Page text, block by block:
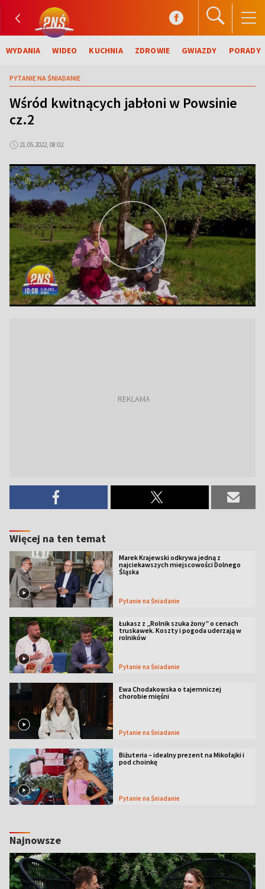
WYDANIA WIDEO KUCHNIA ZDROWIE GWIAZDY PORADY
PYTANIE NA ŚNIADANIE
Wśród kwitnących jabłoni w Powsinie
cz.2
21.05.2022, 08:02
Więcej na ten temat
Marek Krajewski odkrywa jedną z
najciekawszych miejscowości Dolnego
Śląska
Pytanie na Śniadanie
Łukasz z „Rolnik szuka żony” o cenach
truskawek. Koszty i pogoda uderzają w
rolników
Pytanie na Śniadanie
Ewa Chodakowska o tajemniczej
chorobie mięśni
Pytanie na Śniadanie
Biżuteria – idealny prezent na Mikołajki i
pod choinkę
Pytanie na Śniadanie
Najnowsze